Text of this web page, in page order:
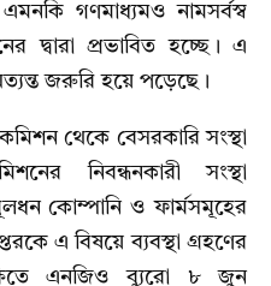
গণমাধ্যমও নামসর্বস্ব
দ্বারা প্রভাবিত হচ্ছে। এ
জরুরি হয়ে পড়েছে।
থেকে বেসরকারি সংস্থা
নিবন্ধনকারী সংস্থা
কোম্পানি ও ফার্মসমূহের
এ বিষয়ে ব্যবস্থা গ্রহণের
এনজিও ব্যুরো ৮ জুন